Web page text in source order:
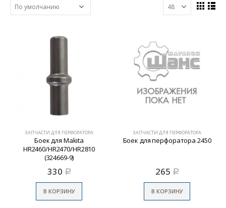
ЗАПЧАСТИ ДЛЯ ПЕРФОРАТОРА
Боек для Makita
HR2460/HR2470/HR2810
(324669-9)
330 Р
В КОРЗИНУ
ЗАПЧАСТИ ДЛЯ ПЕРФОРАТОРА
Боек для перфоратора 2450
265 Р
В КОРЗИНУ